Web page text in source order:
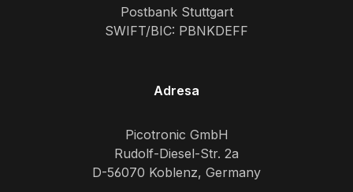
Postbank Stuttgart
SWIFT/BIC: PBNKDEFF
Adresa
Picotronic GmbH
Rudolf-Diesel-Str. 2a
D-56070 Koblenz, Germany